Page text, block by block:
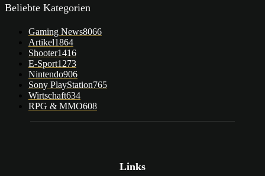
Beliebte Kategorien
Gaming News8066
Artikel1864
Shooter1416
E-Sport1273
Nintendo906
Sony PlayStation765
Wirtschaft634
RPG & MMO608
Links